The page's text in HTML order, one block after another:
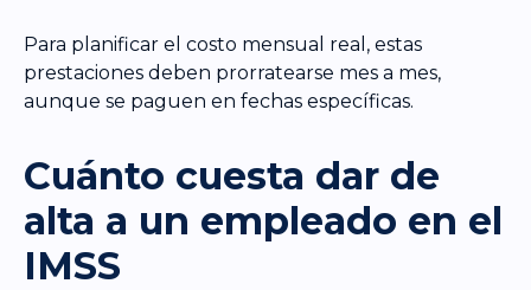
Para planificar el costo mensual real, estas
prestaciones deben prorratearse mes a mes,
aunque se paguen en fechas específicas.
Cuánto cuesta dar de
alta a un empleado en el
IMSS